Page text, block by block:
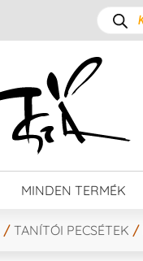
MINDEN TERMÉK
/ TANÍTÓI PECSÉTEK /